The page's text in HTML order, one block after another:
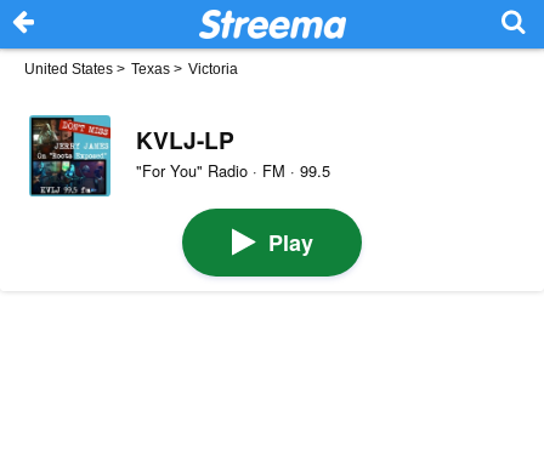
United States > Texas > Victoria
KVLJ-LP
"For You" Radio · FM · 99.5
Play